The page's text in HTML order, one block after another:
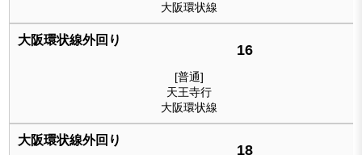
大阪環状線
16
[普通]
天王寺行
大阪環状線
18